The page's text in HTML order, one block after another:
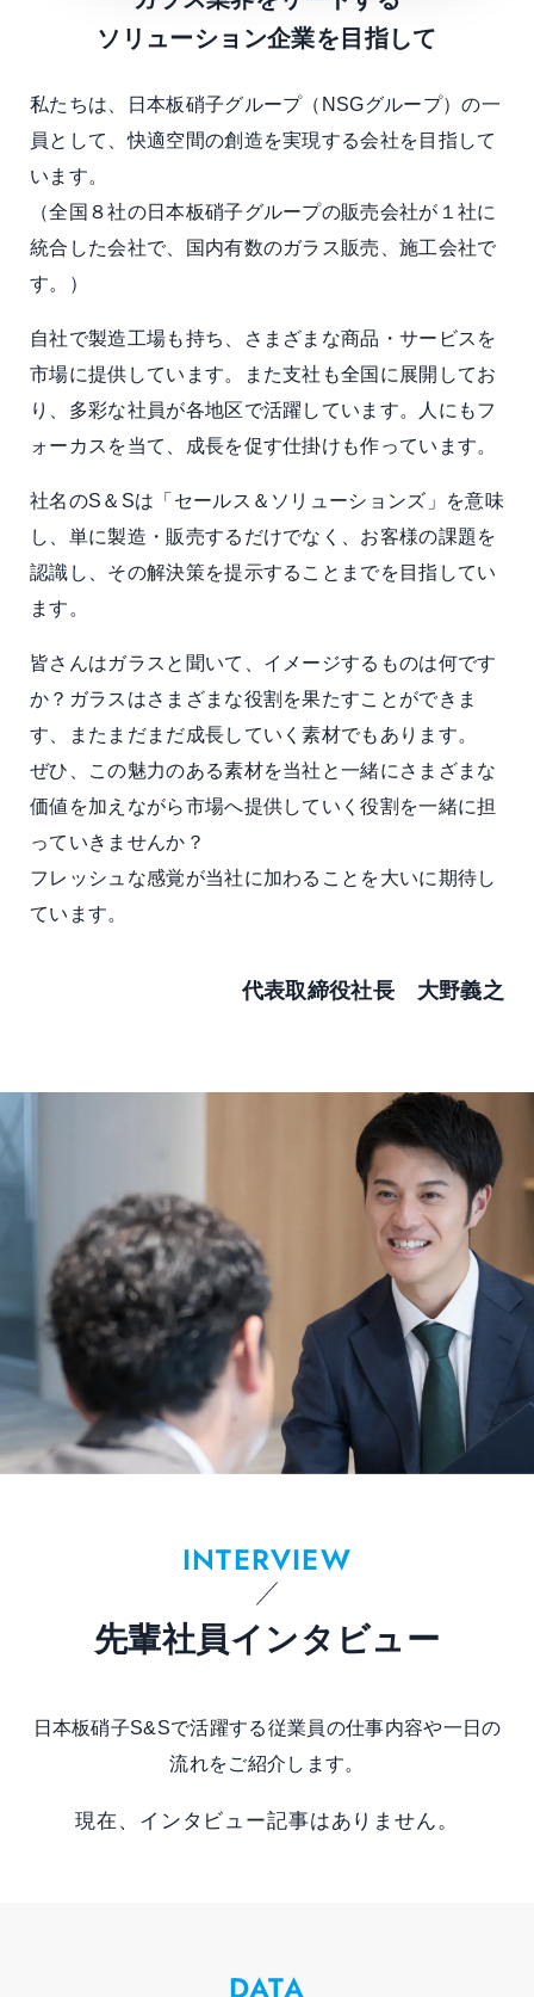
ソリューション企業を目指して
私たちは、日本板硝子グループ（NSGグループ）の一
員として、快適空間の創造を実現する会社を目指して
います。
（全国８社の日本板硝子グループの販売会社が１社に
統合した会社で、国内有数のガラス販売、施工会社で
す。）
自社で製造工場も持ち、さまざまな商品・サービスを
市場に提供しています。また支社も全国に展開してお
り、多彩な社員が各地区で活躍しています。人にもフ
ォーカスを当て、成長を促す仕掛けも作っています。
社名のS＆Sは「セールス＆ソリューションズ」を意味
し、単に製造・販売するだけでなく、お客様の課題を
認識し、その解決策を提示することまでを目指してい
ます。
皆さんはガラスと聞いて、イメージするものは何です
か？ガラスはさまざまな役割を果たすことができま
す、またまだまだ成長していく素材でもあります。
ぜひ、この魅力のある素材を当社と一緒にさまざまな
価値を加えながら市場へ提供していく役割を一緒に担
っていきませんか？
フレッシュな感覚が当社に加わることを大いに期待し
ています。
代表取締役社長 大野義之
INTERVIEW
先輩社員インタビュー
日本板硝子S&Sで活躍する従業員の仕事内容や一日の
流れをご紹介します。
現在、インタビュー記事はありません。
DATA